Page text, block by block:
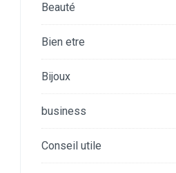
Beauté
Bien etre
Bijoux
business
Conseil utile